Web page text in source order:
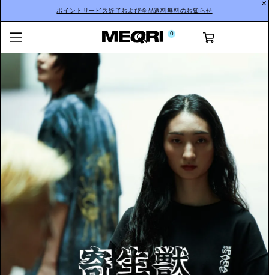
ポイントサービス終了および全品送料無料のお知らせ
0